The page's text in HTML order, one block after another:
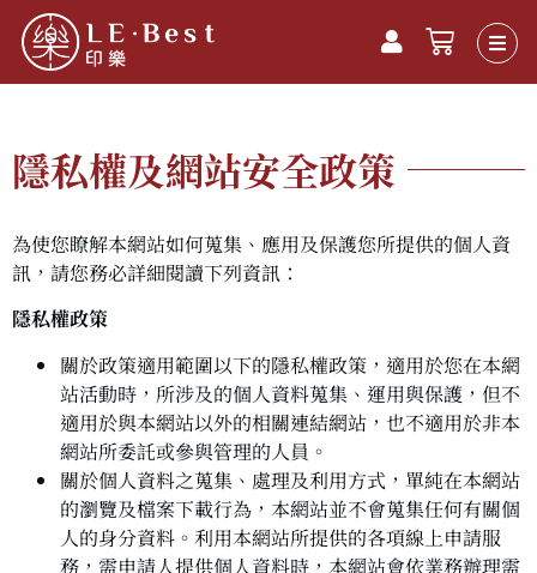
隱私權及網站安全政策
為使您瞭解本網站如何蒐集、應用及保護您所提供的個人資
訊，請您務必詳細閱讀下列資訊：
隱私權政策
關於政策適用範圍以下的隱私權政策，適用於您在本網
站活動時，所涉及的個人資料蒐集、運用與保護，但不
適用於與本網站以外的相關連結網站，也不適用於非本
網站所委託或參與管理的人員。
關於個人資料之蒐集、處理及利用方式，單純在本網站
的瀏覽及檔案下載行為，本網站並不會蒐集任何有關個
人的身分資料。利用本網站所提供的各項線上申請服
務，需申請人提供個人資料時，本網站會依業務辦理需